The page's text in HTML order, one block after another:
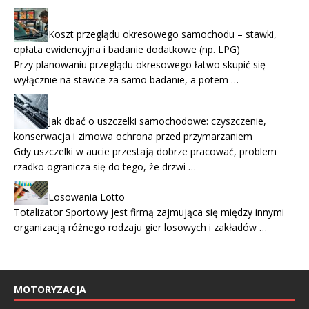
Koszt przeglądu okresowego samochodu – stawki,
opłata ewidencyjna i badanie dodatkowe (np. LPG)
Przy planowaniu przeglądu okresowego łatwo skupić się
wyłącznie na stawce za samo badanie, a potem …
Jak dbać o uszczelki samochodowe: czyszczenie,
konserwacja i zimowa ochrona przed przymarzaniem
Gdy uszczelki w aucie przestają dobrze pracować, problem
rzadko ogranicza się do tego, że drzwi …
Losowania Lotto
Totalizator Sportowy jest firmą zajmująca się między innymi
organizacją różnego rodzaju gier losowych i zakładów …
MOTORYZACJA